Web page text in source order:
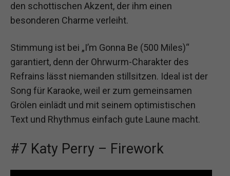
den schottischen Akzent, der ihm einen
besonderen Charme verleiht.
Stimmung ist bei „I’m Gonna Be (500 Miles)“
garantiert, denn der Ohrwurm-Charakter des
Refrains lässt niemanden stillsitzen. Ideal ist der
Song für Karaoke, weil er zum gemeinsamen
Grölen einlädt und mit seinem optimistischen
Text und Rhythmus einfach gute Laune macht.
#7 Katy Perry – Firework